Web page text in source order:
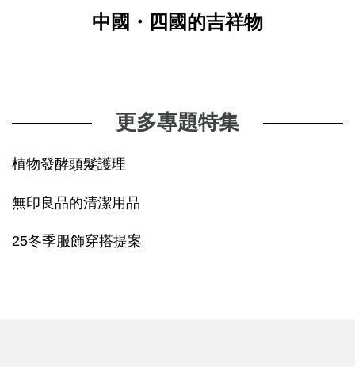
中國・四國的吉祥物
更多專題特集
植物發酵頭髮護理
無印良品的清潔用品
25冬季服飾穿搭提案